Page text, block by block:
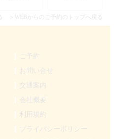
＞WEBからのご予約のトップへ戻る
ご予約
お問い合せ
交通案内
会社概要
利用規約
プライバシーポリシー